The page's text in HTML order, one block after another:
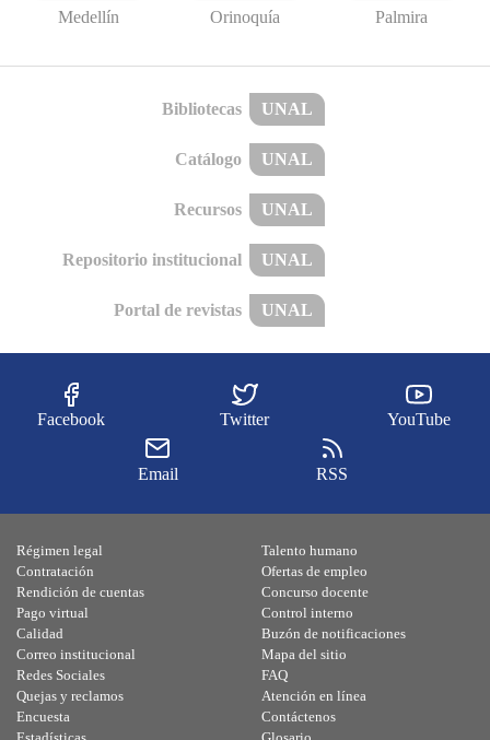
Medellín Orinoquía Palmira
Bibliotecas UNAL
Catálogo UNAL
Recursos UNAL
Repositorio institucional UNAL
Portal de revistas UNAL
Facebook Twitter YouTube
Email RSS
Régimen legal
Contratación
Rendición de cuentas
Pago virtual
Calidad
Talento humano
Ofertas de empleo
Concurso docente
Control interno
Buzón de notificaciones
Correo institucional
Redes Sociales
Quejas y reclamos
Encuesta
Mapa del sitio
FAQ
Atención en línea
Contáctenos